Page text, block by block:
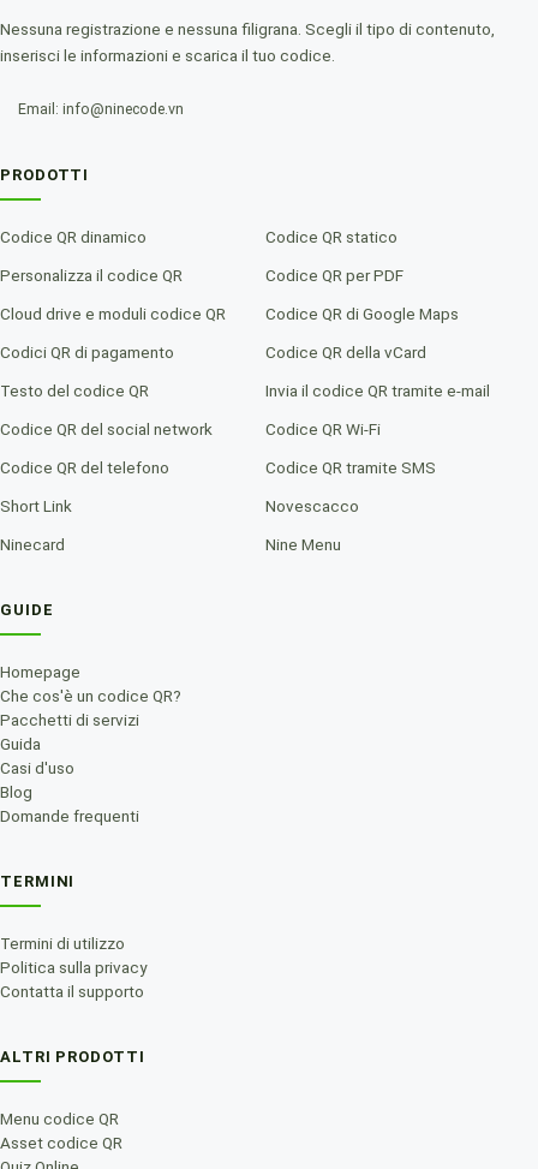
Nessuna registrazione e nessuna filigrana. Scegli il tipo di contenuto,
inserisci le informazioni e scarica il tuo codice.
Email: info@ninecode.vn
PRODOTTI
Codice QR dinamico
Codice QR statico
Personalizza il codice QR
Codice QR per PDF
Cloud drive e moduli codice QR
Codice QR di Google Maps
Codici QR di pagamento
Codice QR della vCard
Testo del codice QR
Invia il codice QR tramite e-mail
Codice QR del social network
Codice QR Wi-Fi
Codice QR del telefono
Codice QR tramite SMS
Short Link
Novescacco
Ninecard
Nine Menu
GUIDE
Homepage
Che cos'è un codice QR?
Pacchetti di servizi
Guida
Casi d'uso
Blog
Domande frequenti
TERMINI
Termini di utilizzo
Politica sulla privacy
Contatta il supporto
ALTRI PRODOTTI
Menu codice QR
Asset codice QR